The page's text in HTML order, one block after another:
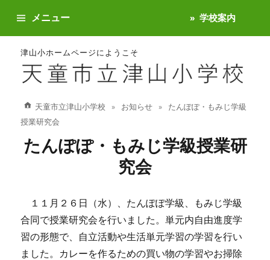
津山小ホームページにようこそ
メニュー 学校案内
天童市立津山小学校 お知らせ
たんぽぽ・もみじ学級
授業研究会
たんぽぽ・もみじ学級授業研
究会
１１月２６日（水）、たんぽぽ学級、もみじ学級
合同で授業研究会を行いました。単元内自由進度学
習の形態で、自立活動や生活単元学習の学習を行い
ました。カレーを作るための買い物の学習やお掃除